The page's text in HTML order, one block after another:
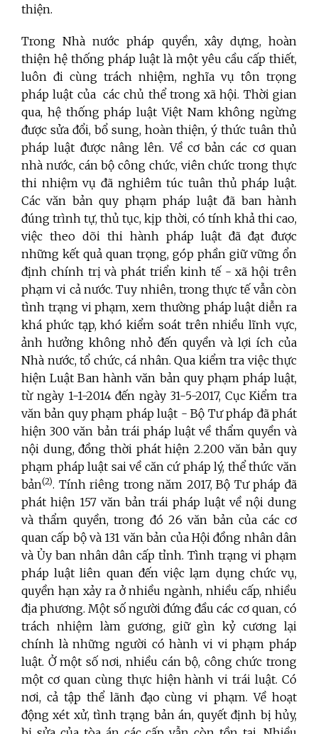
thiện.
Trong Nhà nước pháp quyền, xây dựng, hoàn
thiện hệ thống pháp luật là một yêu cầu cấp thiết,
luôn đi cùng trách nhiệm, nghĩa vụ tôn trọng
pháp luật của các chủ thể trong xã hội. Thời gian
qua, hệ thống pháp luật Việt Nam không ngừng
được sửa đổi, bổ sung, hoàn thiện, ý thức tuân thủ
pháp luật được nâng lên. Về cơ bản các cơ quan
nhà nước, cán bộ công chức, viên chức trong thực
thi nhiệm vụ đã nghiêm túc tuân thủ pháp luật.
Các văn bản quy phạm pháp luật đã ban hành
đúng trình tự, thủ tục, kịp thời, có tính khả thi cao,
việc theo dõi thi hành pháp luật đã đạt được
những kết quả quan trọng, góp phần giữ vững ổn
định chính trị và phát triển kinh tế - xã hội trên
phạm vi cả nước. Tuy nhiên, trong thực tế vẫn còn
tình trạng vi phạm, xem thường pháp luật diễn ra
khá phức tạp, khó kiểm soát trên nhiều lĩnh vực,
ảnh hưởng không nhỏ đến quyền và lợi ích của
Nhà nước, tổ chức, cá nhân. Qua kiểm tra việc thực
hiện Luật Ban hành văn bản quy phạm pháp luật,
từ ngày 1-1-2014 đến ngày 31-5-2017, Cục Kiểm tra
văn bản quy phạm pháp luật - Bộ Tư pháp đã phát
hiện 300 văn bản trái pháp luật về thẩm quyền và
nội dung, đồng thời phát hiện 2.200 văn bản quy
phạm pháp luật sai về căn cứ pháp lý, thể thức văn
bản(2). Tính riêng trong năm 2017, Bộ Tư pháp đã
phát hiện 157 văn bản trái pháp luật về nội dung
và thẩm quyền, trong đó 26 văn bản của các cơ
quan cấp bộ và 131 văn bản của Hội đồng nhân dân
và Ủy ban nhân dân cấp tỉnh. Tình trạng vi phạm
pháp luật liên quan đến việc lạm dụng chức vụ,
quyền hạn xảy ra ở nhiều ngành, nhiều cấp, nhiều
địa phương. Một số người đứng đầu các cơ quan, có
trách nhiệm làm gương, giữ gìn kỷ cương lại
chính là những người có hành vi vi phạm pháp
luật. Ở một số nơi, nhiều cán bộ, công chức trong
một cơ quan cùng thực hiện hành vi trái luật. Có
nơi, cả tập thể lãnh đạo cùng vi phạm. Về hoạt
động xét xử, tình trạng bản án, quyết định bị hủy,